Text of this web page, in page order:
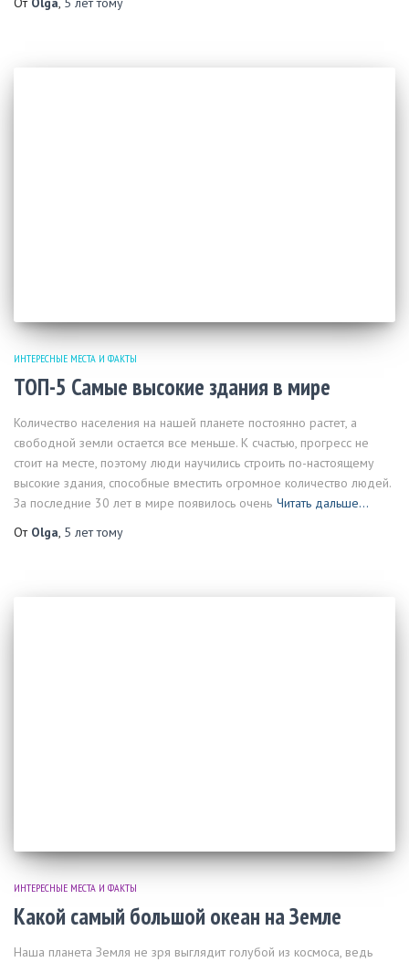
ИНТЕРЕСНЫЕ МЕСТА И ФАКТЫ
ТОП-5 Самые высокие здания в мире
Количество населения на нашей планете постоянно растет, а
свободной земли остается все меньше. К счастью, прогресс не
стоит на месте, поэтому люди научились строить по-настоящему
высокие здания, способные вместить огромное количество людей.
За последние 30 лет в мире появилось очень Читать дальше…
От Olga, 5 леттому
ИНТЕРЕСНЫЕ МЕСТА И ФАКТЫ
Какой самый большой океан на Земле
Наша планета Земля не зря выглядит голубой из космоса, ведь